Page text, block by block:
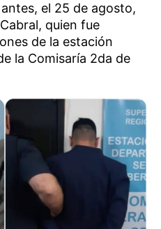
el 25 de agosto,
quien fue
de la estación
la Comisaría 2da de